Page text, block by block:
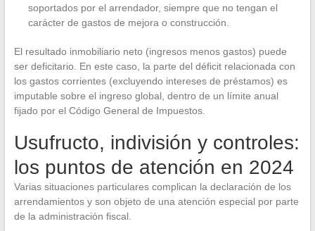
soportados por el arrendador, siempre que no tengan el
carácter de gastos de mejora o construcción.
El resultado inmobiliario neto (ingresos menos gastos) puede
ser deficitario. En este caso, la parte del déficit relacionada con
los gastos corrientes (excluyendo intereses de préstamos) es
imputable sobre el ingreso global, dentro de un límite anual
fijado por el Código General de Impuestos.
Usufructo, indivisión y controles:
los puntos de atención en 2024
Varias situaciones particulares complican la declaración de los
arrendamientos y son objeto de una atención especial por parte
de la administración fiscal.